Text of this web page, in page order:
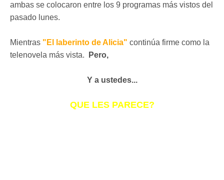
ambas se colocaron entre los 9 programas más vistos del
pasado lunes.
Mientras "El laberinto de Alicia" continúa firme como la
telenovela más vista.
Pero,
Y a ustedes...
QUE LES PARECE?